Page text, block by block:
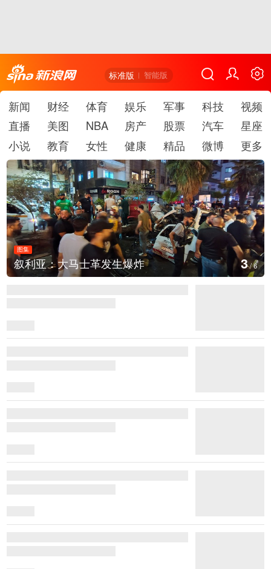
标准版 智能版
新闻 财经 体育 娱乐 军事 科技
视频
直播
美图 NBA 房产 股票 汽车
星座
小说
教育 女性 健康 精品 微博 更多
图集
叙利亚：大马士革发生爆炸 3/6